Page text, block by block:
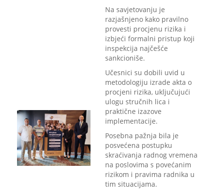
Na savjetovanju je
razjašnjeno kako pravilno
provesti procjenu rizika i
izbjeći formalni pristup koji
inspekcija najčešće
sankcioniše.
Učesnici su dobili uvid u
metodologiju izrade akta o
procjeni rizika, uključujući
ulogu stručnih lica i
praktične izazove
implementacije.
Posebna pažnja bila je
posvećena postupku
skraćivanja radnog vremena
na poslovima s povećanim
rizikom i pravima radnika u
tim situacijama.